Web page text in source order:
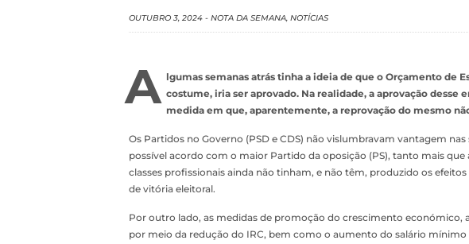
OUTUBRO 3, 2024 - NOTA DA SEMANA, NOTÍCIAS
A lgumas semanas atrás tinha a ideia de que o Orçamento de
costume, iria ser aprovado. Na realidade, a aprovação desse
medida em que, aparentemente, a reprovação do mesmo
Os Partidos no Governo (PSD e CDS) não vislumbravam vantagem
possível acordo com o maior Partido da oposição (PS), tanto mais
classes profissionais ainda não tinham, e não têm, produzido os
de vitória eleitoral.
Por outro lado, as medidas de promoção do crescimento económico,
por meio da redução do IRC, bem como o aumento do salário